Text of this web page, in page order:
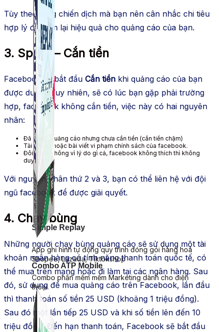
Combo ATP Mobile
Combo phần mềm mềm Marketing dành cho điện
thoại.
Simple Replay
App ghi hình tự động quy trình đóng gói hàng hoá
Shopee, Lazada, Tiktokshop
Tùy theo từng chiến dịch mà bạn nên cân nhắc chi tiêu
hợp lý để đem lại hiệu quả cho quảng cáo của bạn.
3. Spent – Cắn tiền
Facebook sẽ bắt đầu Cắn tiền khi quảng cáo của bạn
được duyệt. Tuy nhiên, sẽ có lúc bạn gặp phải trường
hợp, facebook không cắn tiền, việc này có hai nguyên
nhân:
Đã duyệt quảng cáo nhưng chưa cắn tiền (cắn tiền chậm)
Tài khoản hoặc bài viết vi phạm chính sách của facebook.
Đôi khi là không vì lý do gì cả, facebook không thích thì không
duyệt thôi!
Với nguyên nhân thứ 2 và 3, bạn có thể liên hệ với đội
ngũ facebook để được giải quyết.
4. Chạy bùng
Những người chạy bùng quảng cáo sẽ sử dụng một tài
khoản ngân hàng có tính năng thanh toán quốc tế, có
thể mua trên mạng hoặc đi làm tại các ngân hàng. Sau
đó, sử dụng để mua quảng cáo trên Facebook, lần đầu
thì thanh toán số tiền 25 USD (khoảng 1 triệu đồng).
Sau đó một lần tiếp 25 USD và khi số tiền lên đến 10
triệu đồng, Đến hạn thanh toán, Facebook sẽ bắt đầu